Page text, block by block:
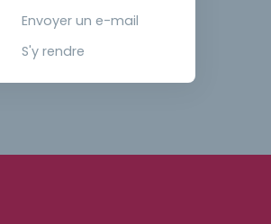
Envoyer un e-mail
S'y rendre